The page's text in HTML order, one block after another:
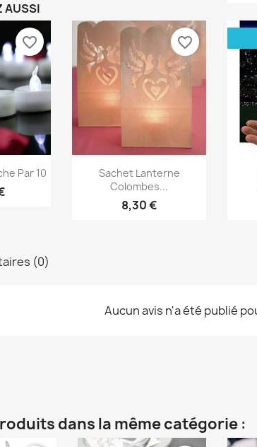
AUSSI
Par 10
favorite_border
Aperçu rapide
Sachet Lanterne
Colombes...
8,30 €
favorite_border
(0)
Aucun avis n'a été publié
dans la même catégorie :